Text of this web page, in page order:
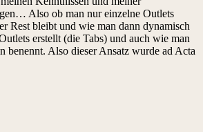
Also ob man nur einzelne Outlets
Rest bleibt und wie man dann dynamisch
erstellt (die Tabs) und auch wie man
benennt. Also dieser Ansatz wurde ad Acta